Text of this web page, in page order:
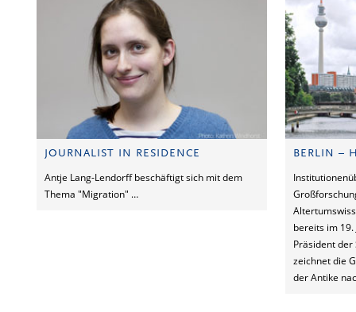
JOURNALIST IN RESIDENCE
Antje Lang-Lendorff beschäftigt sich mit dem
Thema "Migration" …
BERLIN –
bereits im
Präsident
zeichnet die
der Antike